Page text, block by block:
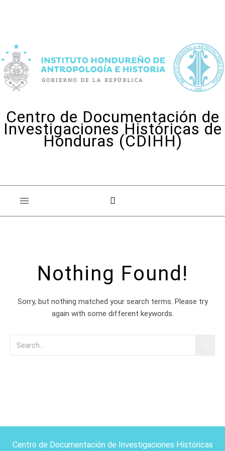
Centro de Documentación de
Investigaciones Históricas de
Honduras (CDIHH)
Nothing Found!
Sorry, but nothing matched your search terms. Please try
again with some different keywords.
Centro de Documentación de Investigaciones Históricas